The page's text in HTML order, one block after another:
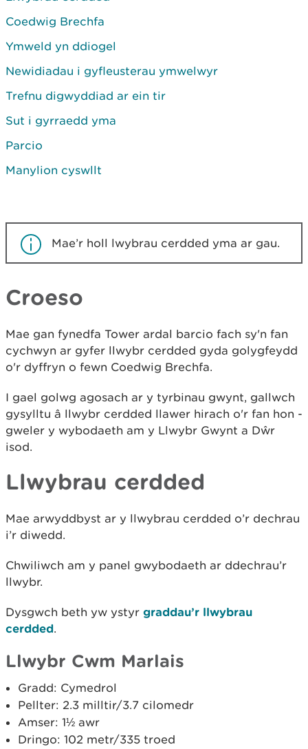
Coedwig Brechfa
Ymweld yn ddiogel
Newidiadau i gyfleusterau ymwelwyr
Trefnu digwyddiad ar ein tir
Sut i gyrraedd yma
Parcio
Manylion cyswllt
Mae’r holl lwybrau cerdded yma ar gau.
Croeso
Mae gan fynedfa Tower ardal barcio fach sy'n fan
cychwyn ar gyfer llwybr cerdded gyda golygfeydd
o'r dyffryn o fewn Coedwig Brechfa.
I gael golwg agosach ar y tyrbinau gwynt, gallwch
gysylltu â llwybr cerdded llawer hirach o'r fan hon -
gweler y wybodaeth am y Llwybr Gwynt a Dŵr
isod.
Llwybrau cerdded
Mae arwyddbyst ar y llwybrau cerdded o’r dechrau
i’r diwedd.
Chwiliwch am y panel gwybodaeth ar ddechrau’r
llwybr.
Dysgwch beth yw ystyr graddau’r llwybrau
cerdded.
Llwybr Cwm Marlais
Gradd: Cymedrol
Pellter: 2.3 milltir/3.7 cilomedr
Amser: 1½ awr
Dringo: 102 metr/335 troed